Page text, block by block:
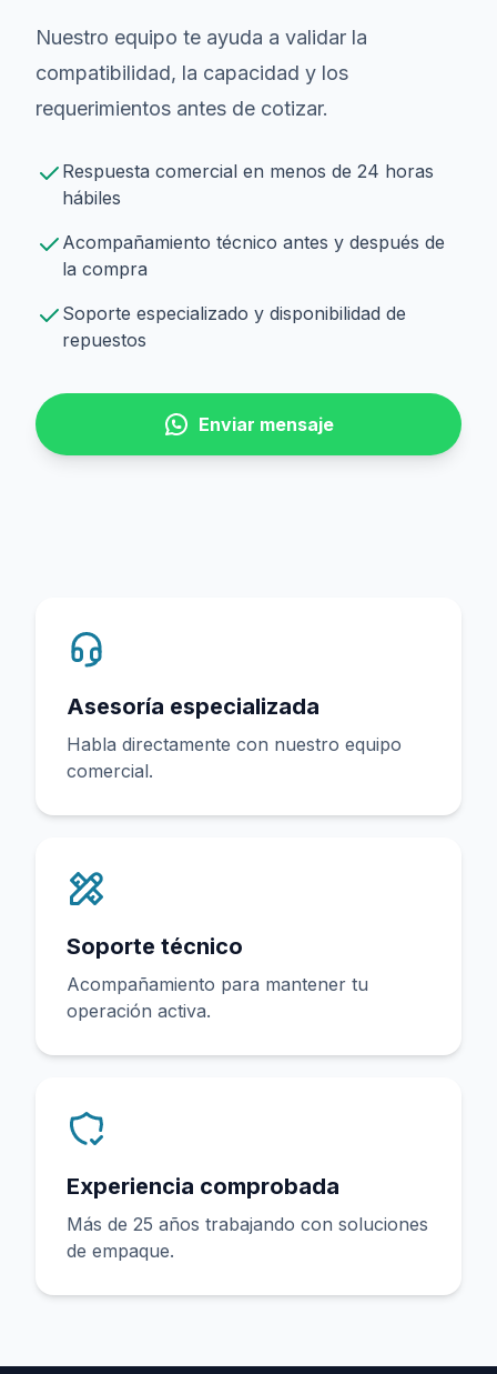
Nuestro equipo te ayuda a validar la
compatibilidad, la capacidad y los
requerimientos antes de cotizar.
Respuesta comercial en menos de 24 horas
hábiles
Acompañamiento técnico antes y después de
la compra
Soporte especializado y disponibilidad de
repuestos
Enviar mensaje
Asesoría especializada
Habla directamente con nuestro equipo
comercial.
Soporte técnico
Acompañamiento para mantener tu
operación activa.
Experiencia comprobada
Más de 25 años trabajando con soluciones
de empaque.